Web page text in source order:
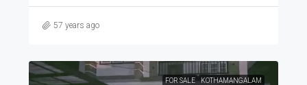
57 years ago
FOR SALE KOTHAMANGALAM